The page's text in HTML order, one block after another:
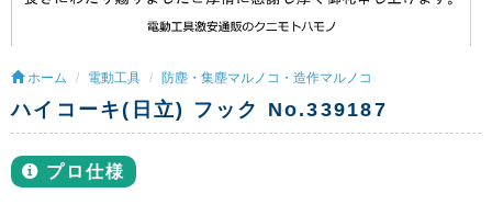
ホーム 電動工具 防塵・集塵マルノコ・造作マルノコ
ハイコーキ(日立) フック No.339187
プロ仕様